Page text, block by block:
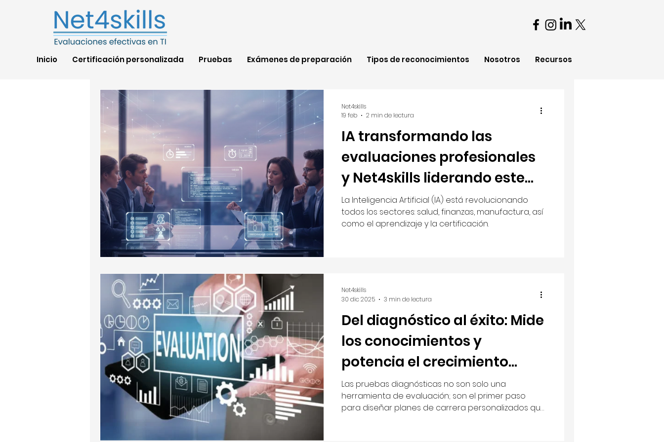
Inicio Certificación personalizada Pruebas Exámenes de preparación Tipos de reconocimientos Nosotros Recursos
IA transformando las
evaluaciones profesionales
y Net4skills liderando este
cambio
La Inteligencia Artificial (IA) está revolucionando
todos los sectores: salud, finanzas, manufactura, así
como el aprendizaje y la certificación.
Net4skills
19 feb
2 min de lectura
Del diagnóstico al éxito: Mide
los conocimientos y
potencia el crecimiento
corporativo
Las pruebas diagnósticas no son solo una
herramienta de evaluación; son el primer paso
para diseñar planes de carrera personalizados que
Net4skills
30 dic 2025
3 min de lectura